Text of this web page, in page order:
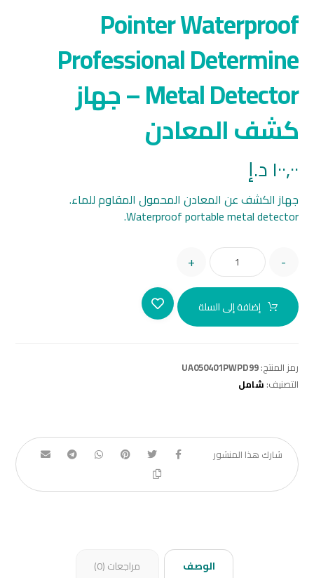
Pointer Waterproof
Professional Determine
Metal Detector – جهاز
كشف المعادن
١٠٠,٠٠د.إ
جهاز الكشف عن المعادن المحمول المقاوم للماء.
Waterproof portable metal detector.
-
+
إضافة إلى السلة
رمز المنتج:UA050401PWPD99
التصنيف: شامل
الوصف مراجعات (0)